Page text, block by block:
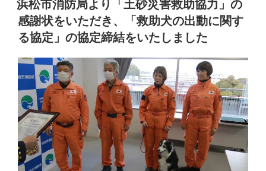
日:
浜松市消防局より「土砂災害救助協力」の
感謝状をいただき、「救助犬の出動に関す
る協定」の協定締結をいたしました